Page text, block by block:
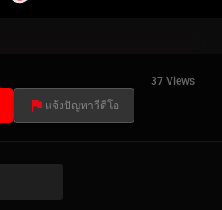
37 Views
แจ้งปัญหาวีดีโอ